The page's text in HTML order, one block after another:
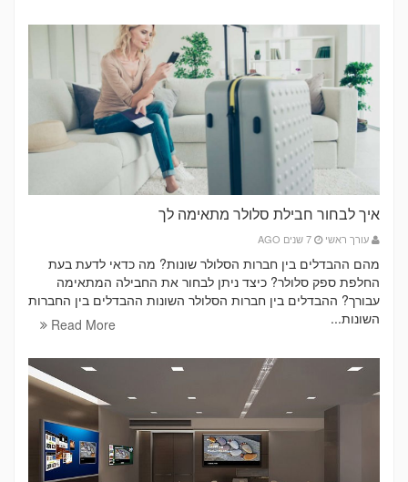
איך לבחור חבילת סלולר מתאימה לך
עורך ראשי
מהם ההבדלים בין חברות הסלולר שונות? מה כדאי לדעת בעת
החלפת ספק סלולר? כיצד ניתן לבחור את החבילה המתאימה
עבורך? ההבדלים בין חברות הסלולר השונות ההבדלים בין החברות
השונות...
Read More